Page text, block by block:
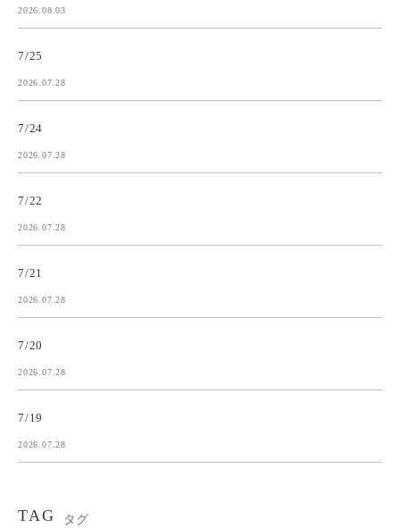
2026.08.03
7/25
2026.07.28
7/24
2026.07.28
7/22
2026.07.28
7/21
2026.07.28
7/20
2026.07.28
7/19
2026.07.28
TAG タグ